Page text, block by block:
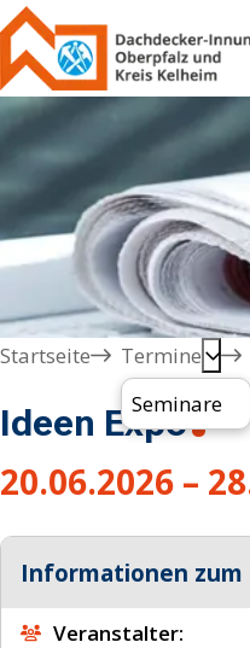
Startseite
Termine
Seminare
Ideen Expo
20.06.2026 –
Informationen zum
Veranstalter